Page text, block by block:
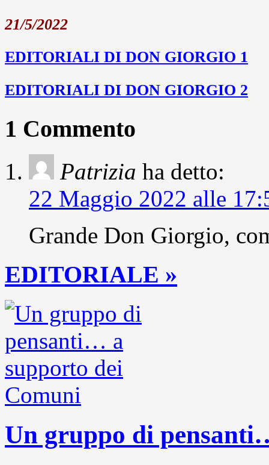
21/5/2022
EDITORIALI DI DON GIORGIO 1
EDITORIALI DI DON GIORGIO 2
1 Commento
Patrizia ha detto:
22 Maggio 2022 alle
Grande Don Giorgio,
EDITORIALE »
Un gruppo di